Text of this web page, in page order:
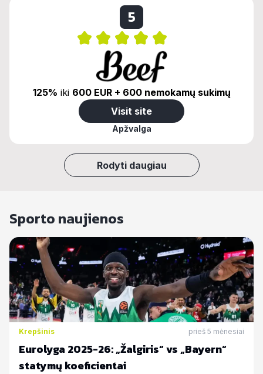
5
125% iki 600 EUR + 600 nemokamų sukimų
Visit site
Apžvalga
Rodyti daugiau
Sporto naujienos
Krepšinis prieš 5 mėnesiai
Eurolyga 2025-26: „Žalgiris“ vs „Bayern“
statymų koeficientai